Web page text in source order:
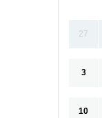
27
3
10